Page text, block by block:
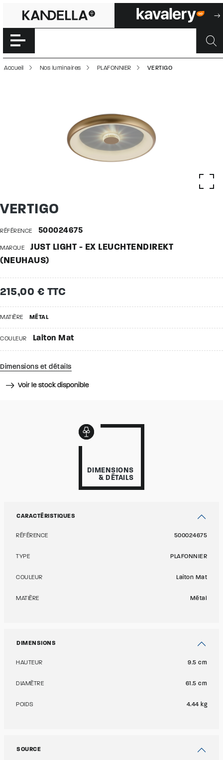
VERTIGO |
Accéder directement au contenu de la page
Accueil Nos luminaires PLAFONNIER VERTIGO
VERTIGO
RÉFÉRENCE 500024675
MARQUE
JUST LIGHT - EX LEUCHTENDIREKT
(NEUHAUS)
215,00 € TTC
MATIÈRE MÉTAL
COULEUR Laiton Mat
Dimensions et détails
Voir le stock disponible
DIMENSIONS
& DÉTAILS
CARACTÉRISTIQUES
RÉFÉRENCE 500024675
TYPE PLAFONNIER
COULEUR Laiton Mat
MATIÈRE Métal
DIMENSIONS
HAUTEUR 9.5 cm
DIAMÈTRE 61.5 cm
POIDS 4.44 kg
SOURCE